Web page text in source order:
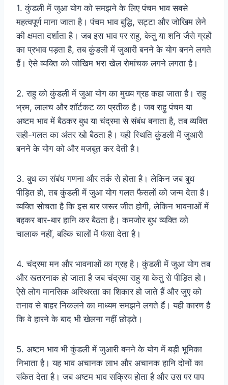
1. कुंडली में जुआ योग को समझने के लिए पंचम भाव सबसे
महत्वपूर्ण माना जाता है। पंचम भाव बुद्धि, सट्टा और जोखिम लेने
की क्षमता दर्शाता है। जब इस भाव पर राहु, केतु या शनि जैसे ग्रहों
का प्रभाव पड़ता है, तब कुंडली में जुआरी बनने के योग बनने लगते
हैं। ऐसे व्यक्ति को जोखिम भरा खेल रोमांचक लगने लगता है।
2. राहु को कुंडली में जुआ योग का मुख्य ग्रह कहा जाता है। राहु
भ्रम, लालच और शॉर्टकट का प्रतीक है। जब राहु पंचम या
अष्टम भाव में बैठकर बुध या चंद्रमा से संबंध बनाता है, तब व्यक्ति
सही-गलत का अंतर खो बैठता है। यही स्थिति कुंडली में जुआरी
बनने के योग को और मजबूत कर देती है।
3. बुध का संबंध गणना और तर्क से होता है। लेकिन जब बुध
पीड़ित हो, तब कुंडली में जुआ योग गलत फैसलों को जन्म देता है।
व्यक्ति सोचता है कि इस बार जरूर जीत होगी, लेकिन भावनाओं में
बहकर बार-बार हानि कर बैठता है। कमजोर बुध व्यक्ति को
चालाक नहीं, बल्कि चालों में फंसा देता है।
4. चंद्रमा मन और भावनाओं का ग्रह है। कुंडली में जुआ योग तब
और खतरनाक हो जाता है जब चंद्रमा राहु या केतु से पीड़ित हो।
ऐसे लोग मानसिक अस्थिरता का शिकार हो जाते हैं और जुए को
तनाव से बाहर निकलने का माध्यम समझने लगते हैं। यही कारण है
कि वे हारने के बाद भी खेलना नहीं छोड़ते।
5. अष्टम भाव भी कुंडली में जुआरी बनने के योग में बड़ी भूमिका
निभाता है। यह भाव अचानक लाभ और अचानक हानि दोनों का
संकेत देता है। जब अष्टम भाव सक्रिय होता है और उस पर पाप